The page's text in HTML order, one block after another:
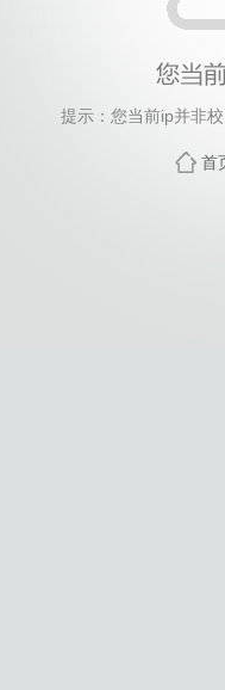
提示：您当前ip并非
首